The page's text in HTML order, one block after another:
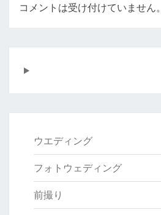
コメントは受け付けていません。
ウエディング
フォトウェディング
前撮り